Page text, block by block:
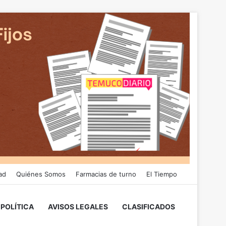
Quiénes Somos Farmacias de turno El Tiempo
POLÍTICA AVISOS LEGALES CLASIFICADOS